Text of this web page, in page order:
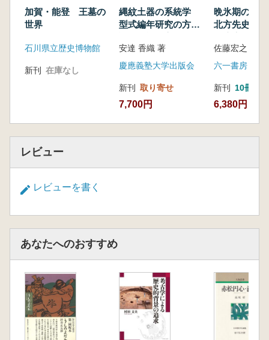
別したのか
自然科学と文学 松本彦七郎・山内清男と柳
柳田國男と南方熊楠との交流 民俗学の自覚
山人論から稲作民俗論へ
文学との決別が柳田民俗学を生んだのか 柳
民俗学の誕生と考古学への意識 ほか
※仕入れ担当より
国立歴史民俗博物館所蔵の「柳田國男旧蔵考古
や考古学の学問のあり方を考えるうえで重要な
加賀・能登 王墓の
世界
石川県立歴史博物館
新刊 在庫なし
縄紋土器の系統学
型式編年研究の方法
安達 香織 著
慶應義塾大学出版会
新刊 取り寄せ
7,700円
晩氷期の人
北方先史狩
態
六一書房
新刊 10冊以上
6,380円
レビュー
レビューを書く
あなたへのおすすめ